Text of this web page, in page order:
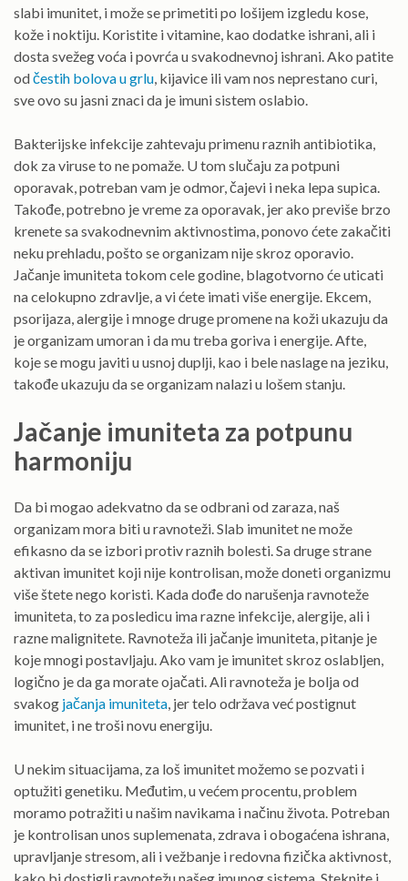
slabi imunitet, i može se primetiti po lošijem izgledu kose,
kože i noktiju. Koristite i vitamine, kao dodatke ishrani, ali i
dosta svežeg voća i povrća u svakodnevnoj ishrani. Ako patite
odčestih bolova u grlu , kijavice ili vam nos neprestano curi,
sve ovo su jasni znaci da je imuni sistem oslabio.
Bakterijske infekcije zahtevaju primenu raznih antibiotika,
dok za viruse to ne pomaže. U tom slučaju za potpuni
oporavak, potreban vam je odmor, čajevi i neka lepa supica.
Takođe, potrebno je vreme za oporavak, jer ako previše brzo
krenete sa svakodnevnim aktivnostima, ponovo ćete zakačiti
neku prehladu, pošto se organizam nije skroz oporavio.
Jačanje imunitetatokom cele godine, blagotvorno će uticati
na celokupno zdravlje, a vi ćete imati više energije. Ekcem,
psorijaza, alergije i mnoge druge promene na koži ukazuju da
je organizam umoran i da mu treba goriva i energije. Afte,
koje se mogu javiti u usnoj duplji, kao i bele naslage na jeziku,
takođe ukazuju da se organizam nalazi u lošem stanju.
Jačanje imuniteta za potpunu
harmoniju
Da bi mogao adekvatno da se odbrani od zaraza, naš
organizam mora biti u ravnoteži. Slab imunitet ne može
efikasno da se izbori protiv raznih bolesti. Sa druge strane
aktivan imunitet koji nije kontrolisan, može doneti organizmu
više štete nego koristi. Kada dođe do narušenja ravnoteže
imuniteta, to za posledicu ima razne infekcije, alergije, ali i
razne malignitete. Ravnoteža ili jačanje imuniteta, pitanje je
koje mnogi postavljaju. Ako vam je imunitet skroz oslabljen,
logično je da ga morate ojačati. Ali ravnoteža je bolja od
svakog jačanja imuniteta, jer telo održava već postignut
imunitet, i ne troši novu energiju.
U nekim situacijama, za loš imunitet možemo se pozvati i
optužiti genetiku. Međutim, u većem procentu, problem
moramo potražiti u našim navikama i načinu života. Potreban
je kontrolisan unos suplemenata, zdrava i obogaćena ishrana,
upravljanje stresom, ali i vežbanje i redovna fizička aktivnost,